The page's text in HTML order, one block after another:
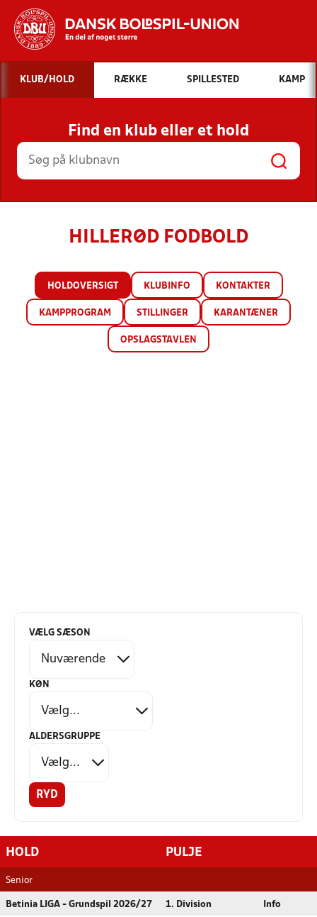
Hvad vil du søge efter?
INDHOLD OG NYHEDER
STILLINGER, RESULTATER, KLUBBER OG
HOLD
KLUB/HOLD RÆKKE SPILLESTED KAMP
Find en klub eller et hold
HILLERØD FODBOLD
HOLDOVERSIGT KLUBINFO KONTAKTER
KAMPPROGRAM STILLINGER KARANTÆNER
OPSLAGSTAVLEN
VÆLG SÆSON
KØN
ALDERSGRUPPE
RYD
HOLD PULJE
Senior
Betinia LIGA - Grundspil 2026/27 1. Division Info